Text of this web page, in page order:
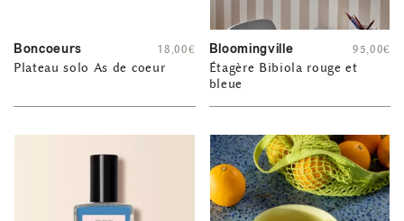
Boncoeurs
Plateau solo As de coeur
18,00€ Bloomingville
Étagère Bibiola rouge et
bleue
95,00€